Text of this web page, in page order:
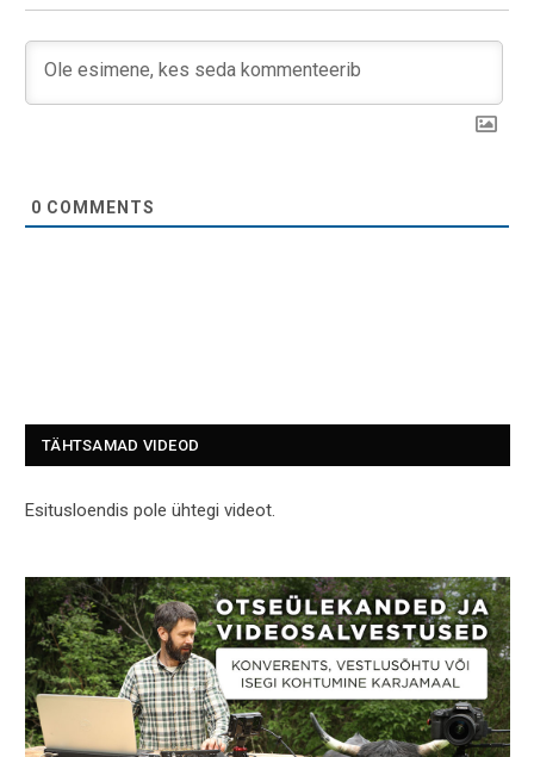
0 COMMENTS
TÄHTSAMAD VIDEOD
Esitusloendis pole ühtegi videot.